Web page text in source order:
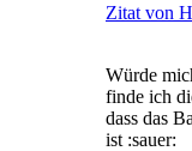
Zitat von
Würde
finde ich
dass das
ist :sauer: